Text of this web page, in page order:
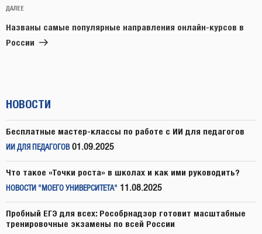
Следующая
запись
ДАЛЕЕ
Названы самые популярные направления онлайн-курсов в
России
НОВОСТИ
Бесплатные мастер-классы по работе с ИИ для педагогов
ИИ ДЛЯ ПЕДАГОГОВ 01.09.2025
Что такое «Точки роста» в школах и как ими руководить?
НОВОСТИ "МОЕГО УНИВЕРСИТЕТА" 11.08.2025
Пробный ЕГЭ для всех: Рособрнадзор готовит масштабные
тренировочные экзамены по всей России